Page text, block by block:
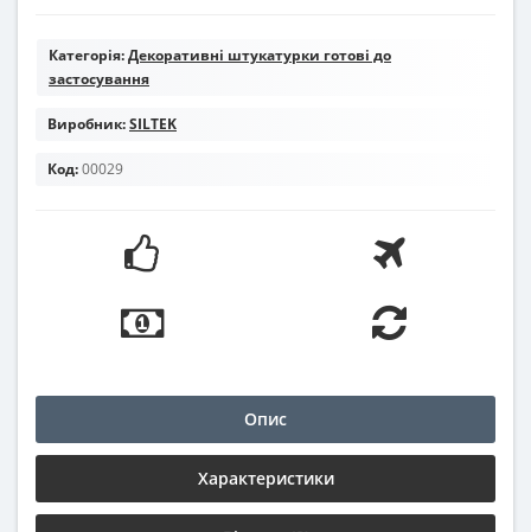
Категорія:Декоративні штукатурки готові до
застосування
Виробник:SILTEK
Код:00029
Опис
Характеристики